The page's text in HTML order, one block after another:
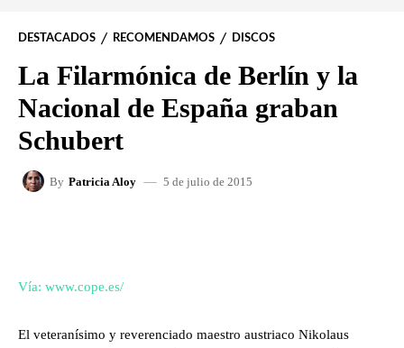
DESTACADOS RECOMENDAMOS DISCOS
La Filarmónica de Berlín y la
Nacional de España graban
Schubert
By Patricia Aloy 5 de julio de 2015
Vía: www.cope.es/
El veteranísimo y reverenciado maestro austriaco Nikolaus